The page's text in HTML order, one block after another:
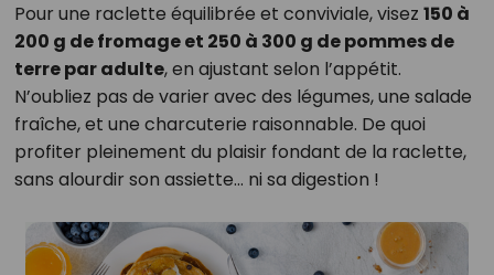
Pour une raclette équilibrée et conviviale, visez 150 à
200 g de fromage et 250 à 300 g de pommes de
terre par adulte, en ajustant selon l’appétit.
N’oubliez pas de varier avec des légumes, une salade
fraîche, et une charcuterie raisonnable. De quoi
profiter pleinement du plaisir fondant de la raclette,
sans alourdir son assiette… ni sa digestion !